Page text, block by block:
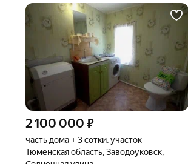
2 100 000 ₽
часть дома + 3 сотки, участок
Тюменская область, Заводоуковск,